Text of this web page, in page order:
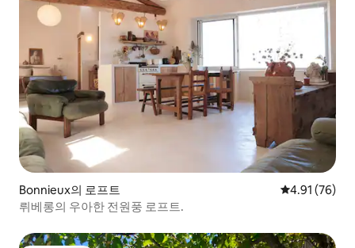
Bonnieux의 로프트 평점 4.91점
4.91 (76)
뤼베롱의 우아한 전원풍 로프트.